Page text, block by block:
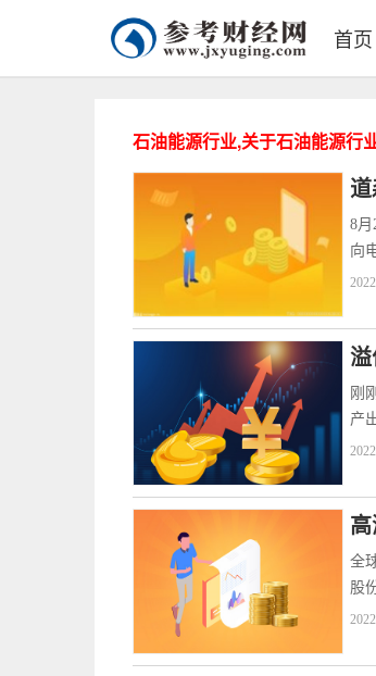
首页
石油能源行业,关于石油能源行
8
向
溢
刚
产
全
股